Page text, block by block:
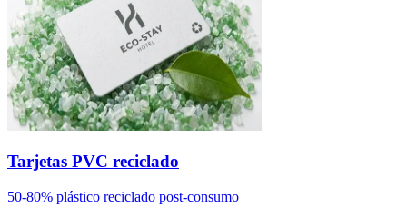
Tarjetas PVC reciclado
50-80% plástico reciclado post-consumo